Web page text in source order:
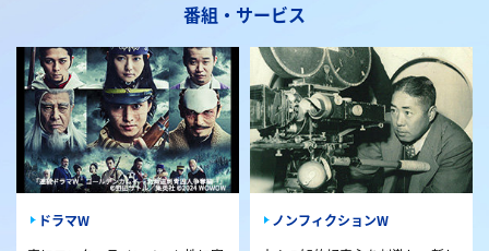
番組・サービス
ドラマW
ノンフィクションW